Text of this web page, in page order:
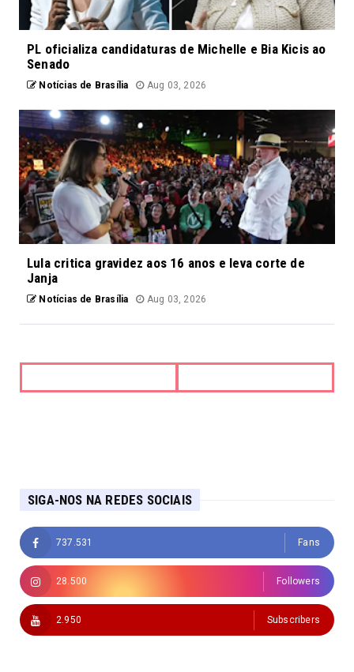
PL oficializa candidaturas de Michelle e Bia Kicis ao
Senado
Notícias de Brasília Aug 03, 2026
Lula critica gravidez aos 16 anos e leva corte de
Janja
Notícias de Brasília Aug 03, 2026
SIGA-NOS NA REDES SOCIAIS
737.531 Fans
28.500 Followers
2.950 Subscribers